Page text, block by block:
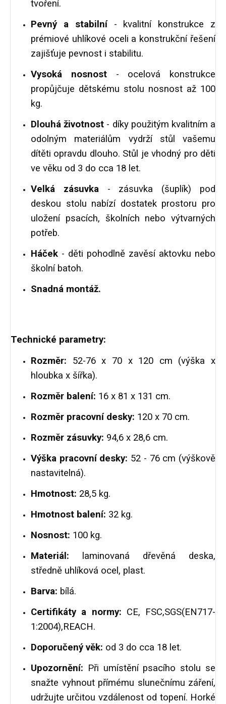
tvoření.
Pevný a stabilní- kvalitní konstrukce z
prémiové uhlíkové oceli a konstrukční řešení
zajišťuje pevnost i stabilitu.
Vysoká nosnost- ocelová konstrukce
propůjčuje dětskému stolu nosnost až 100
kg.
Dlouhá životnost - díky použitým kvalitním a
odolným materiálům vydrží stůl vašemu
dítěti opravdu dlouho. Stůl je vhodný pro děti
ve věku od 3 do cca 18 let.
Velká zásuvka- zásuvka (šuplík) pod
deskou stolu nabízí dostatek prostoru pro
uložení psacích, školních nebo výtvarných
potřeb.
Háček - děti pohodlně zavěsí aktovku nebo
školní batoh.
Snadná montáž.
Technické parametry:
Rozměr: 52-76 x 70 x 120 cm (výška x
hloubka x šířka).
Rozměr balení: 16 x 81 x 131 cm.
Rozměr pracovní desky: 120 x 70 cm.
Rozměr zásuvky: 94,6 x 28,6 cm.
Výška pracovní desky: 52 - 76 cm (výškově
nastavitelná).
Hmotnost: 28,5 kg.
Hmotnost balení: 32 kg.
Nosnost: 100 kg.
Materiál: laminovaná dřevěná deska,
středně uhlíková ocel, plast.
Barva: bílá.
Certifikáty a normy: CE, FSC,SGS(EN717-
1:2004),REACH.
Doporučený věk: od 3 do cca 18 let.
Upozornění: Při umístění psacího stolu se
snažte vyhnout přímému slunečnímu záření,
udržujte určitou vzdálenost od topení. Horké